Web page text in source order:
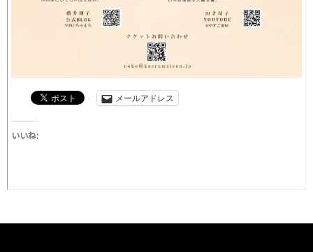
メールアドレス
いいね: